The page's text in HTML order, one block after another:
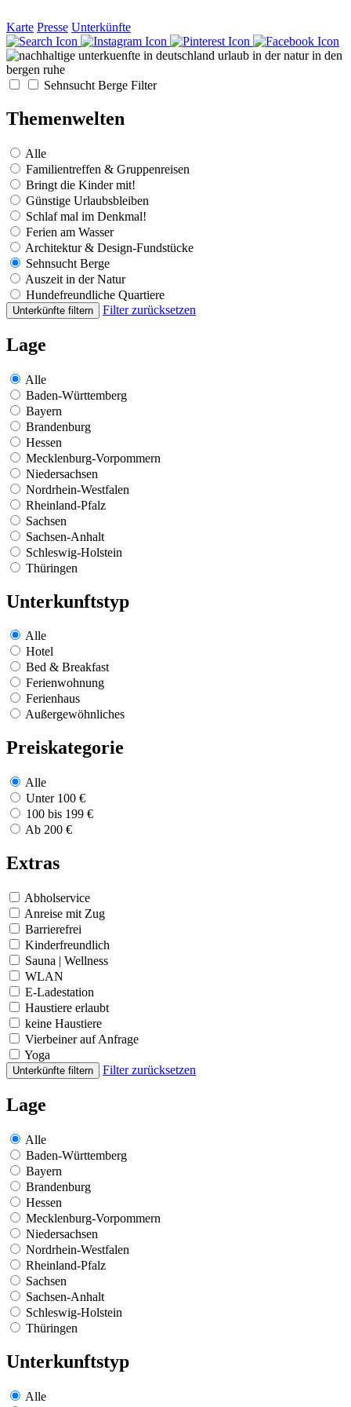
Karte Presse Unterkünfte
Sehnsucht Berge Filter
Themenwelten
Alle
Familientreffen & Gruppenreisen
Bringt die Kinder mit!
Günstige Urlaubsbleiben
Schlaf mal im Denkmal!
Ferien am Wasser
Architektur & Design-Fundstücke
Sehnsucht Berge
Auszeit in der Natur
Hundefreundliche Quartiere
Unterkünfte filtern Filter zurücksetzen
Lage
Alle
Baden-Württemberg
Bayern
Brandenburg
Hessen
Mecklenburg-Vorpommern
Niedersachsen
Nordrhein-Westfalen
Rheinland-Pfalz
Sachsen
Sachsen-Anhalt
Schleswig-Holstein
Thüringen
Unterkunftstyp
Alle
Hotel
Bed & Breakfast
Ferienwohnung
Ferienhaus
Außergewöhnliches
Preiskategorie
Alle
Unter 100 €
100 bis 199 €
Ab 200 €
Extras
Abholservice
Anreise mit Zug
Barrierefrei
Kinderfreundlich
Sauna | Wellness
WLAN
E-Ladestation
Haustiere erlaubt
keine Haustiere
Vierbeiner auf Anfrage
Yoga
Unterkünfte filtern Filter zurücksetzen
Lage
Alle
Baden-Württemberg
Bayern
Brandenburg
Hessen
Mecklenburg-Vorpommern
Niedersachsen
Nordrhein-Westfalen
Rheinland-Pfalz
Sachsen
Sachsen-Anhalt
Schleswig-Holstein
Thüringen
Unterkunftstyp
Alle